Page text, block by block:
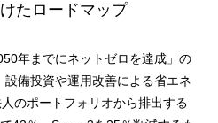
たロードマップ
年までにネットゼロを達成」の
備投資や運用改善による省エネ
のポートフォリオから排出する